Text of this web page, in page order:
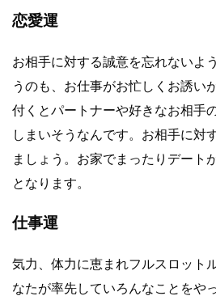
恋愛運
お相手に対する誠意を忘れないよ
うのも、お仕事がお忙しくお誘い
付くとパートナーや好きなお相手
しまいそうなんです。お相手に対
ましょう。お家でまったりデート
となります。
仕事運
気力、体力に恵まれフルスロット
なたが率先していろんなことをや